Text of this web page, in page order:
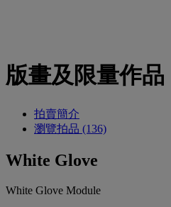
版畫及限量作品
拍賣簡介
瀏覽拍品 (136)
White Glove
White Glove Module